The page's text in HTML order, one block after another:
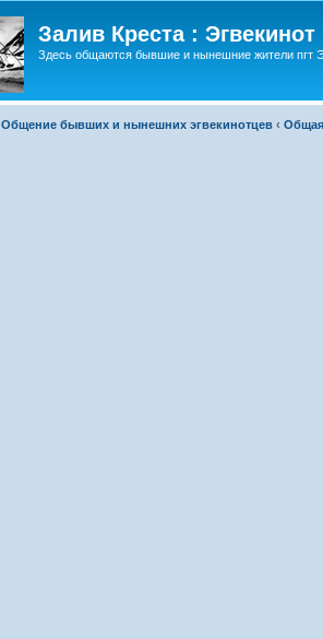
Залив Креста : Эгвекинот
Здесь общаются бывшие и нынешние жители пгт
Общение бывших и нынешних эгвекинотцев ‹ Общая